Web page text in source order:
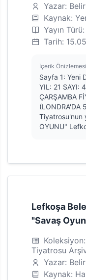
Yazar:
Kaynak:
Yayın
Tarih:
İçerik
Sayfa 1: Yeni
YIL: 21 SAYI:
ÇARŞAMBA
(LONDRA'DA
Tiyatrosu'nun
OYUNU"
Lefkoşa
"Savaş
Tiyatrosu
Yazar:
Kaynak: